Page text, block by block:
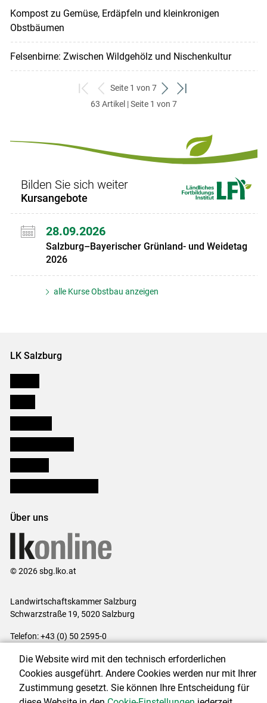
Kompost zu Gemüse, Erdäpfeln und kleinkronigen
Obstbäumen
Felsenbirne: Zwischen Wildgehölz und Nischenkultur
zum
ersten
zurück
zum
Seite 1 von 7
weiter
zum
zum
63 Artikel | Seite 1 von 7
Bilden Sie sich weiter
Kursangebote
28.09.2026
Salzburg–Bayerischer Grünland- und Weidetag
2026
alle Kurse Obstbau anzeigen
LK Salzburg
Über uns
© 2026 sbg.lko.at
Landwirtschaftskammer Salzburg
Schwarzstraße 19, 5020 Salzburg
Telefon: +43 (0) 50 2595-0
Impressum|Kontakt|Datenschutzerklärung|Barrierefreiheit|
Cookie-Einstellungen
Die Website wird mit den technisch erforderlichen
Cookies ausgeführt. Andere Cookies werden nur mit Ihrer
Zustimmung gesetzt. Sie können Ihre Entscheidung für